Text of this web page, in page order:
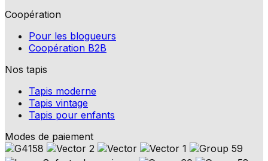
Coopération
Pour les blogueurs
Coopération B2B
Nos tapis
Tapis moderne
Tapis vintage
Tapis pour enfants
Modes de paiement